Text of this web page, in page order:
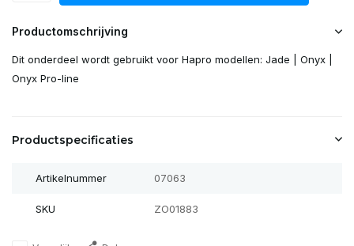
Productomschrijving
Dit onderdeel wordt gebruikt voor Hapro modellen: Jade | Onyx |
Onyx Pro-line
Productspecificaties
Artikelnummer 07063
SKU ZO01883